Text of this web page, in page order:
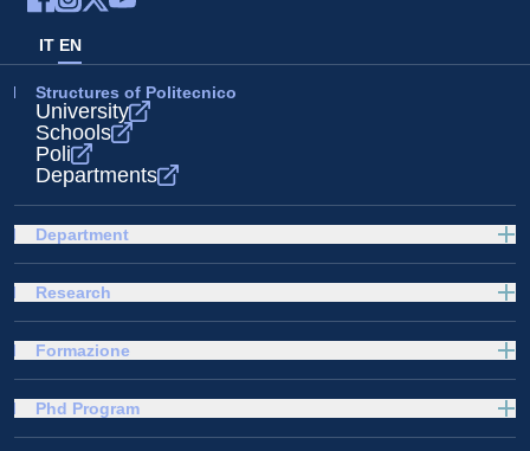
IT EN
Structures of Politecnico
University
Schools
Poli
Departments
Department
Research
Formazione
Phd Program